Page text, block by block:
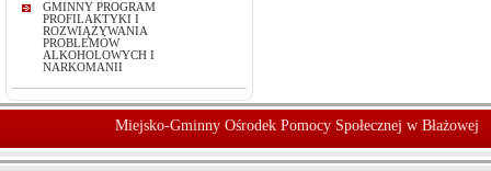
GMINNY PROGRAM
PROFILAKTYKI I
ROZWIĄZYWANIA
PROBLEMÓW
ALKOHOLOWYCH I
NARKOMANII
Miejsko-Gminny Ośrodek Pomocy Społecznej w Błażowej